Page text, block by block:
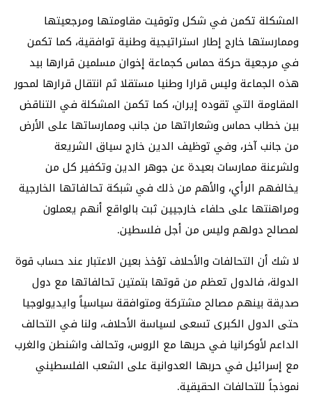
المشكلة تكمن في شكل وتوقيت مقاومتها ومرجعيتها
وممارستها خارج إطار استراتيجية وطنية توافقية، كما تكمن
في مرجعية حركة حماس كجماعة إخوان مسلمين قرارها بيد
هذه الجماعة وليس قرارا وطنيا مستقلا ثم انتقال قرارها لمحور
المقاومة التي تقوده إيران، كما تكمن المشكلة في التناقض
بين خطاب حماس وشعاراتها من جانب وممارساتها على الأرض
من جانب آخر، وفي توظيف الدين خارج سياق الشريعة
ولشرعنة ممارسات بعيدة عن جوهر الدين وتكفير كل من
يخالفهم الرأي، والأهم من ذلك في شبكة تحالفاتها الخارجية
ومراهنتها على حلفاء خارجيين ثبت بالواقع أنهم يعملون
لمصالح دولهم وليس من أجل فلسطين.
لا شك أن التحالفات والأحلاف تؤخذ بعين الاعتبار عند حساب قوة
الدولة، فالدول تعظم من قوتها بتمتين تحالفاتها مع دول
صديقة بينهم مصالح مشتركة ومتوافقة سياسياً وايديولوجيا
حتى الدول الكبرى تسعى لسياسة الأحلاف، ولنا في التحالف
الداعم لأوكرانيا في حربها مع الروس، وتحالف واشنطن والغرب
مع إسرائيل في حربها العدوانية على الشعب الفلسطيني
نموذجاً للتحالفات الحقيقية.